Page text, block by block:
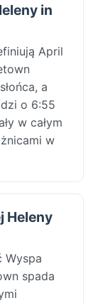
in
April
a
o 6:55
w całym
w
Heleny
Wyspa
spada